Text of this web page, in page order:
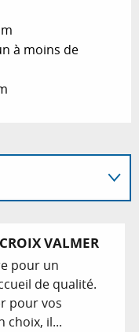
à moins de
VALMER
pour un
de qualité.
pour vos
choix, il...